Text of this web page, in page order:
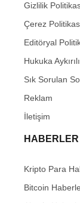
Gizlilik
Çerez
Editöryal
Hukuka
Sık Sorulan
Reklam
İletişim
HABERLER
Kripto Para
Bitcoin